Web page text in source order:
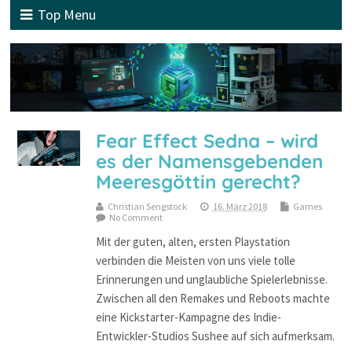
Top Menu
Fear Effect Sedna – wird
es der Namensgebenden
Meeresgöttin gerecht?
Christian Sengstock 16. März 2018
Games
No Comment
Mit der guten, alten, ersten Playstation
verbinden die Meisten von uns viele tolle
Erinnerungen und unglaubliche Spielerlebnisse.
Zwischen all den Remakes und Reboots machte
eine Kickstarter-Kampagne des Indie-
Entwickler-Studios Sushee auf sich aufmerksam.